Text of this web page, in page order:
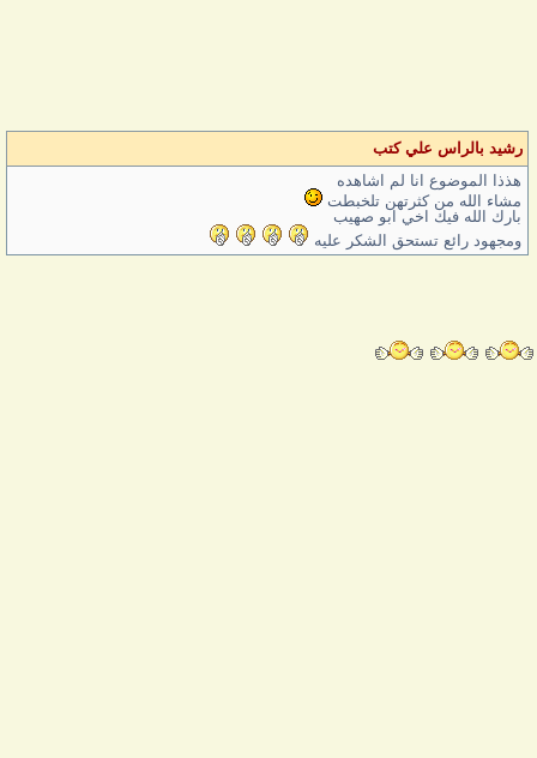
رشيد بالراس علي كتب
هذذا الموضوع انا لم اشاهده
مشاء الله من كثرتهن تلخبطت
بارك الله فيك اخي ابو صهيب
ومجهود رائع تستحق الشكر عليه